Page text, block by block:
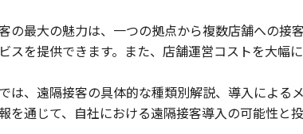
の最大の魅力は、一つの拠点から複数店舗への接
スを提供できます。また、店舗運営コストを大幅
は、遠隔接客の具体的な種類別解説、導入による
を通じて、自社における遠隔接客導入の可能性と